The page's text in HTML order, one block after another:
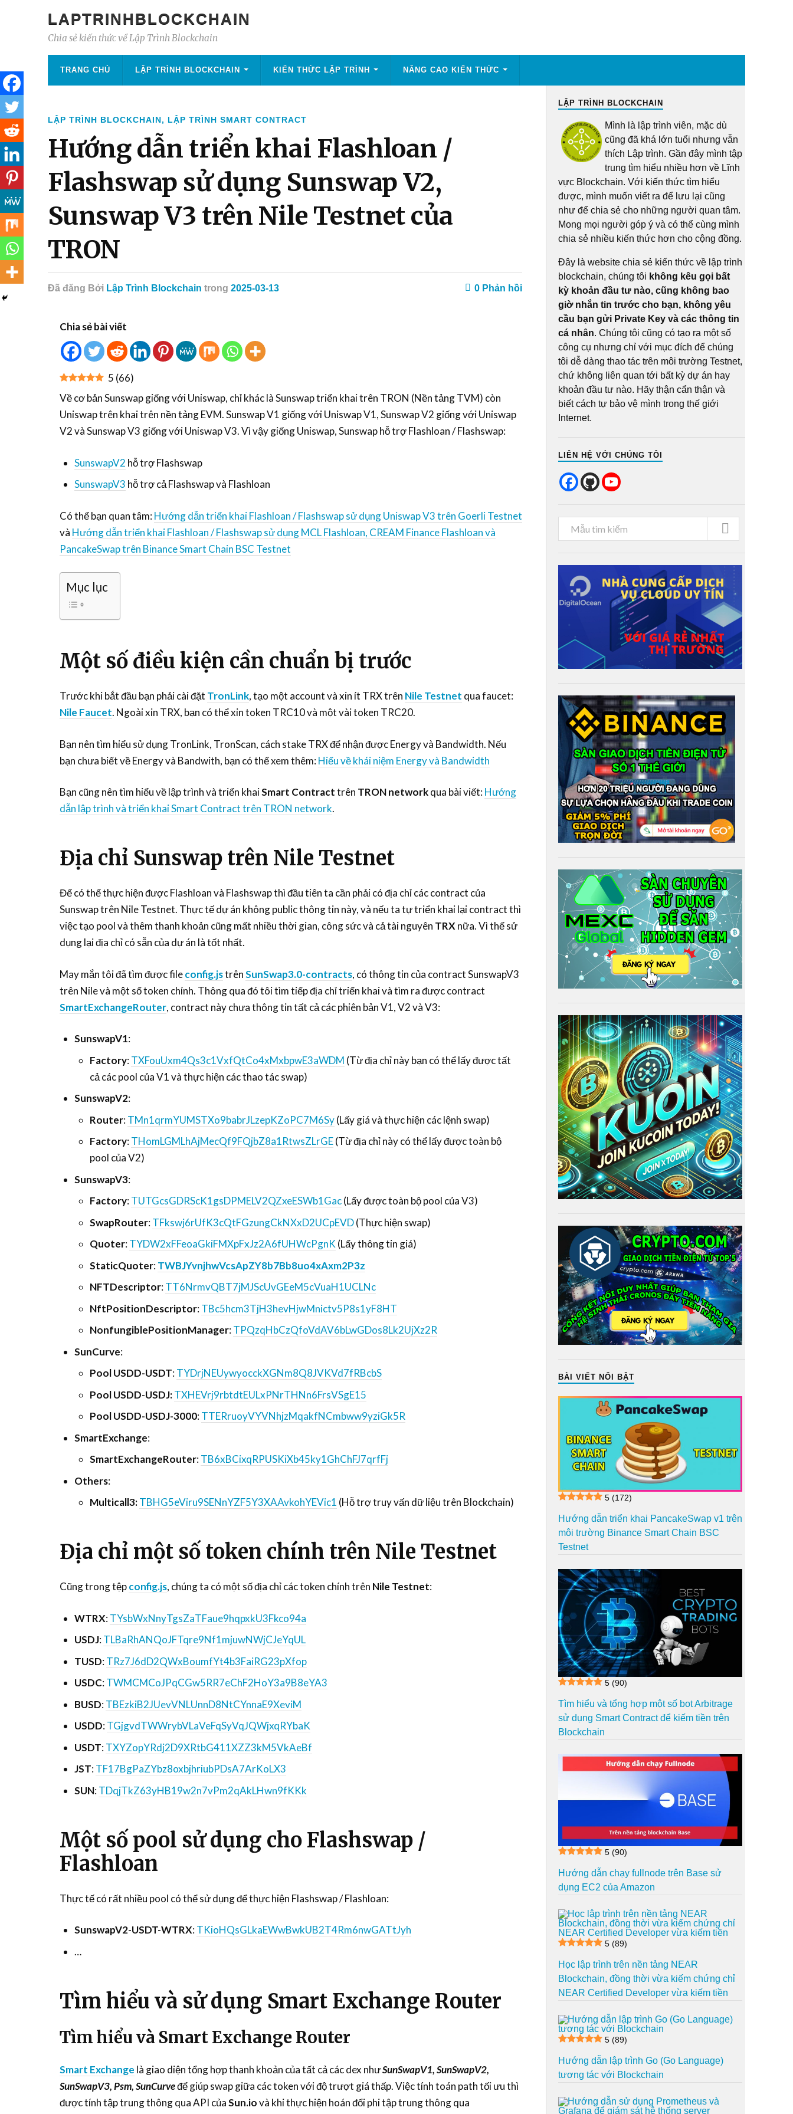
LAPTRINHBLOCKCHAIN
Chia sẻ kiến thức về Lập Trình Blockchain
TRANG CHỦ LẬP TRÌNH BLOCKCHAIN KIẾN THỨC LẬP TRÌNH NÂNG CAO KIẾN THỨC
LẬP TRÌNH BLOCKCHAIN, LẬP TRÌNH SMART CONTRACT
Hướng dẫn triển khai Flashloan /
Flashswap sử dụng Sunswap V2,
Sunswap V3 trên Nile Testnet của
TRON
Đã đăng Bởi Lập Trình Blockchain trong 2025-03-13 0Phản hồi
Chia sẻ bài viết
5 (66)
Về cơ bản Sunswap giống với Uniswap, chỉ khác là Sunswap triển khai trên TRON (Nền tảng TVM) còn
Uniswap trên khai trên nền tảng EVM. Sunswap V1 giống với Uniswap V1, Sunswap V2 giống với Uniswap
V2 và Sunswap V3 giống với Uniswap V3. Vì vậy giống Uniswap, Sunswap hỗ trợ Flashloan / Flashswap:
SunswapV2 hỗ trợ Flashswap
SunswapV3 hỗ trợ cả Flashswap và Flashloan
Có thể bạn quan tâm:Hướng dẫn triển khai Flashloan / Flashswap sử dụng Uniswap V3 trên Goerli Testnet
và Hướng dẫn triển khai Flashloan / Flashswap sử dụng MCL Flashloan, CREAM Finance Flashloan và
PancakeSwap trên Binance Smart Chain BSC Testnet
Mục lục
Một số điều kiện cần chuẩn bị trước
Trước khi bắt đầu bạn phải cài đặt TronLink, tạo một account và xin ít TRX trên Nile Testnet qua faucet:
Nile Faucet. Ngoài xin TRX, bạn có thể xin token TRC10 và một vài token TRC20.
Bạn nên tìm hiểu sử dụng TronLink, TronScan, cách stake TRX để nhận được Energy và Bandwidth. Nếu
bạn chưa biết về Energy và Bandwith, bạn có thể xem thêm:Hiểu về khái niệm Energy và Bandwidth
Bạn cũng nên tìm hiểu về lập trình và triển khaiSmart Contracttrên TRON networkqua bài viết:Hướng
dẫn lập trình và triển khai Smart Contract trên TRON network.
Địa chỉ Sunswap trên Nile Testnet
Để có thể thực hiện được Flashloan và Flashswap thì đầu tiên ta cần phải có địa chỉ các contract của
Sunswap trên Nile Testnet. Thực tế dự án không public thông tin này, và nếu ta tự triển khai lại contract thì
việc tạo pool và thêm thanh khoản cũng mất nhiều thời gian, công sức và cả tài nguyên TRX nữa. Vì thế sử
dụng lại địa chỉ có sẵn của dự án là tốt nhất.
May mắn tôi đã tìm được fileconfig.jstrênSunSwap3.0-contracts, có thông tin của contract SunswapV3
trên Nile và một số token chính. Thông qua đó tôi tìm tiếp địa chỉ triển khai và tìm ra được contract
SmartExchangeRouter, contract này chưa thông tin tất cả các phiên bản V1, V2 và V3:
SunswapV1:
Factory:TXFouUxm4Qs3c1VxfQtCo4xMxbpwE3aWDM (Từ địa chỉ này bạn có thể lấy được tất
cả các pool của V1 và thực hiện các thao tác swap)
SunswapV2:
Router:TMn1qrmYUMSTXo9babrJLzepKZoPC7M6Sy(Lấy giá và thực hiện các lệnh swap)
Factory:THomLGMLhAjMecQf9FQjbZ8a1RtwsZLrGE(Từ địa chỉ này có thể lấy được toàn bộ
pool của V2)
SunswapV3:
Factory:TUTGcsGDRScK1gsDPMELV2QZxeESWb1Gac(Lấy được toàn bộ pool của V3)
SwapRouter:TFkswj6rUfK3cQtFGzungCkNXxD2UCpEVD(Thực hiện swap)
Quoter:TYDW2xFFeoaGkiFMXpFxJz2A6fUHWcPgnK (Lấy thông tin giá)
StaticQuoter:TWBJYvnjhwVcsApZY8b7Bb8uo4xAxm2P3z
NFTDescriptor:TT6NrmvQBT7jMJScUvGEeM5cVuaH1UCLNc
NftPositionDescriptor:TBc5hcm3TjH3hevHjwMnictv5P8s1yF8HT
NonfungiblePositionManager:TPQzqHbCzQfoVdAV6bLwGDos8Lk2UjXz2R
SunCurve:
Pool USDD-USDT:TYDrjNEUywyocckXGNm8Q8JVKVd7fRBcbS
Pool USDD-USDJ: TXHEVrj9rbtdtEULxPNrTHNn6FrsVSgE15
Pool USDD-USDJ-3000:TTERruoyVYVNhjzMqakfNCmbww9yziGk5R
SmartExchange:
SmartExchangeRouter:TB6xBCixqRPUSKiXb45ky1GhChFJ7qrfFj
Others:
Multicall3: TBHG5eViru9SENnYZF5Y3XAAvkohYEVic1 (Hỗ trợ truy vấn dữ liệu trên Blockchain)
Địa chỉ một số token chính trên Nile Testnet
Cũng trong tệpconfig.js, chúng ta có một số địa chỉ các token chính trên Nile Testnet:
WTRX:TYsbWxNnyTgsZaTFaue9hqpxkU3Fkco94a
USDJ:TLBaRhANQoJFTqre9Nf1mjuwNWjCJeYqUL
TUSD:TRz7J6dD2QWxBoumfYt4b3FaiRG23pXfop
USDC:TWMCMCoJPqCGw5RR7eChF2HoY3a9B8eYA3
BUSD:TBEzkiB2JUevVNLUnnD8NtCYnnaE9XeviM
USDD:TGjgvdTWWrybVLaVeFqSyVqJQWjxqRYbaK
USDT:TXYZopYRdj2D9XRtbG411XZZ3kM5VkAeBf
JST:TF17BgPaZYbz8oxbjhriubPDsA7ArKoLX3
SUN:TDqjTkZ63yHB19w2n7vPm2qAkLHwn9fKKk
Một số pool sử dụng cho Flashswap /
Flashloan
Thực tế có rất nhiều pool có thể sử dụng để thực hiện Flashswap / Flashloan:
SunswapV2-USDT-WTRX:TKioHQsGLkaEWwBwkUB2T4Rm6nwGATtJyh
…
Tìm hiểu và sử dụng Smart Exchange Router
Tìm hiểu và Smart Exchange Router
Smart Exchange là giao diện tổng hợp thanh khoản của tất cả các dex nhưSunSwapV1, SunSwapV2,
SunSwapV3, Psm, SunCurveđể giúp swap giữa các token với độ trượt giá thấp. Việc tính toán path tối ưu thì
được tính tập trung thông qua API củaSun.iovà khi thực hiện hoán đổi phi tập trung thông qua
LẬP TRÌNH BLOCKCHAIN
Mình là lập trình viên, mặc dù
cũng đã khá lớn tuổi nhưng vẫn
thích Lập trình. Gần đây mình tập
trung tìm hiểu nhiều hơn về Lĩnh
vực Blockchain. Với kiến thức tìm hiểu
được, mình muốn viết ra để lưu lại cũng
như để chia sẻ cho những người quan tâm.
Mong mọi người góp ý và có thể cùng mình
chia sẻ nhiều kiến thức hơn cho cộng đồng.
Đây là website chia sẻ kiến thức về lập trình
blockchain, chúng tôi không kêu gọi bất
kỳ khoản đầu tư nào, cũng không bao
giờ nhắn tin trước cho bạn, không yêu
cầu bạn gửi Private Key và các thông tin
cá nhân. Chúng tôi cũng có tạo ra một số
công cụ nhưng chỉ với mục đích để chúng
tôi dễ dàng thao tác trên môi trường Testnet,
chứ không liên quan tới bất kỳ dự án hay
khoản đầu tư nào. Hãy thận cẩn thận và
biết cách tự bảo vệ mình trong thế giới
Internet.
LIÊN HỆ VỚI CHÚNG TÔI
BÀI VIẾT NỔI BẬT
5 (172)
Hướng dẫn triển khai PancakeSwap v1 trên
môi trường Binance Smart Chain BSC
Testnet
5 (90)
Tìm hiểu và tổng hợp một số bot Arbitrage
sử dụng Smart Contract để kiếm tiền trên
Blockchain
5 (90)
Hướng dẫn chạy fullnode trên Base sử
dụng EC2 của Amazon
5 (89)
Học lập trình trên nền tảng NEAR
Blockchain, đồng thời vừa kiếm chứng chỉ
NEAR Certified Developer vừa kiếm tiền
5 (89)
Hướng dẫn lập trình Go (Go Language)
tương tác với Blockchain